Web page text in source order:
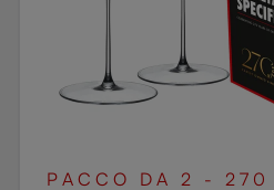
PACCO DA 2 - 270